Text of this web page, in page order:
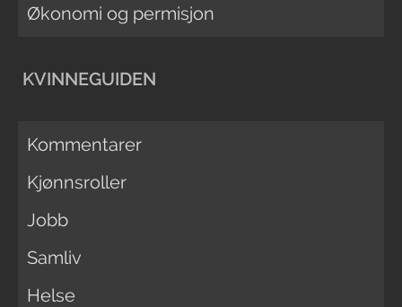
Økonomi og permisjon
KVINNEGUIDEN
Kommentarer
Kjønnsroller
Jobb
Samliv
Helse